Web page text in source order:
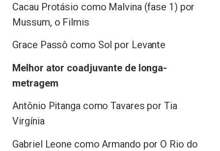
Cacau Protásio como Malvina (fase 1) por
Mussum, o Filmis
Grace Passô como Sol por Levante
Melhor ator coadjuvante de longa-
metragem
Antônio Pitanga como Tavares por Tia
Virgínia
Gabriel Leone como Armando por O Rio do